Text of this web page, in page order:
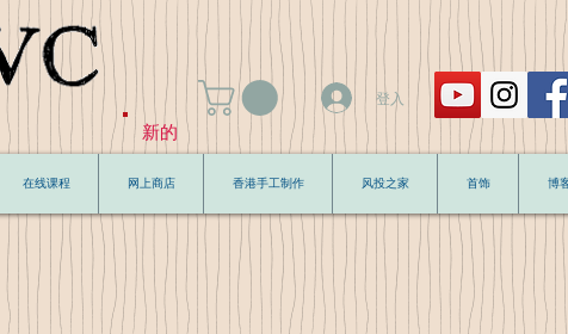
新的
登入
在线课程 网上商店 香港手工制作 风投之家 首饰 博